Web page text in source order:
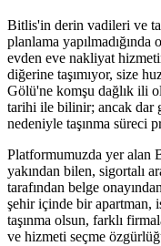
Bitlis'in derin vadileri ve
planlama
evden eve nakliyat
diğerine taşımıyor, size
Gölü'ne komşu dağlık ili
tarihi ile bilinir; ancak dar
nedeniyle taşınma süreci
Platformumuzda yer alan
yakından bilen, sigortalı
tarafından belge
şehir içinde bir apartman,
taşınma olsun, farklı
ve hizmeti seçme